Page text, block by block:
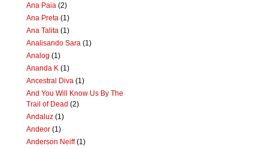
Ana Paia (2)
Ana Preta (1)
Ana Talita (1)
Analisando Sara (1)
Analog (1)
Ananda K (1)
Ancestral Diva (1)
And You Will Know Us By The
Trail of Dead (2)
Andaluz (1)
Andeor (1)
Anderson Neiff (1)